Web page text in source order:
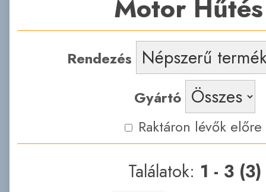
Motor Hűtés
Rendezés
Gyártó
Raktáron lévők előre
Találatok: 1 - 3 (3)